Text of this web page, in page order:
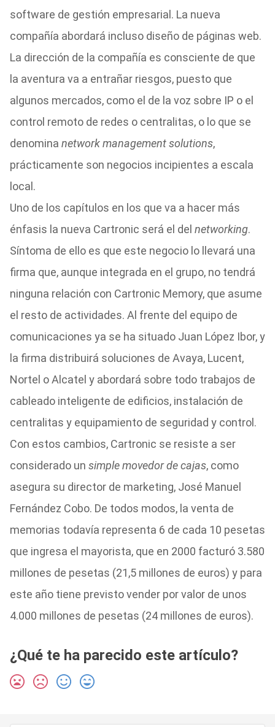
software de gestión empresarial. La nueva
compañía abordará incluso diseño de páginas web.
La dirección de la compañía es consciente de que
la aventura va a entrañar riesgos, puesto que
algunos mercados, como el de la voz sobre IP o el
control remoto de redes o centralitas, o lo que se
denomina network management solutions,
prácticamente son negocios incipientes a escala
local.
Uno de los capítulos en los que va a hacer más
énfasis la nueva Cartronic será el del networking.
Síntoma de ello es que este negocio lo llevará una
firma que, aunque integrada en el grupo, no tendrá
ninguna relación con Cartronic Memory, que asume
el resto de actividades. Al frente del equipo de
comunicaciones ya se ha situado Juan López Ibor, y
la firma distribuirá soluciones de Avaya, Lucent,
Nortel o Alcatel y abordará sobre todo trabajos de
cableado inteligente de edificios, instalación de
centralitas y equipamiento de seguridad y control.
Con estos cambios, Cartronic se resiste a ser
considerado un simple movedor de cajas, como
asegura su director de marketing, José Manuel
Fernández Cobo. De todos modos, la venta de
memorias todavía representa 6 de cada 10 pesetas
que ingresa el mayorista, que en 2000 facturó 3.580
millones de pesetas (21,5 millones de euros) y para
este año tiene previsto vender por valor de unos
4.000 millones de pesetas (24 millones de euros).
¿Qué te ha parecido este artículo?